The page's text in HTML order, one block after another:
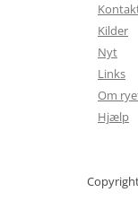
Kilder
Nyt
Links
Om
Hjælp